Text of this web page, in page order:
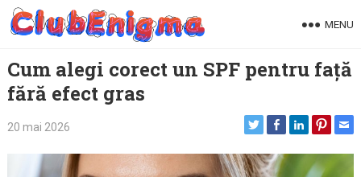
Skip
MENU
Cum alegi corect un SPF pentru față
fără efect gras
20 mai 2026